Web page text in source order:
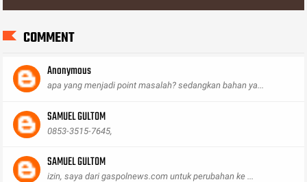
COMMENT
Anonymous
apa yang menjadi point masalah? sedangkan bahan ya...
SAMUEL GULTOM
0853-3515-7645,
SAMUEL GULTOM
izin, saya dari gaspolnews.com untuk perubahan ke ...